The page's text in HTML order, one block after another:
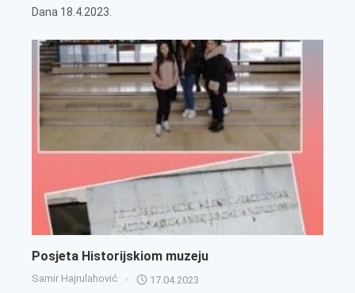
Dana 18.4.2023.
Posjeta Historijskiom muzeju
Samir Hajrulahović 17.04.2023